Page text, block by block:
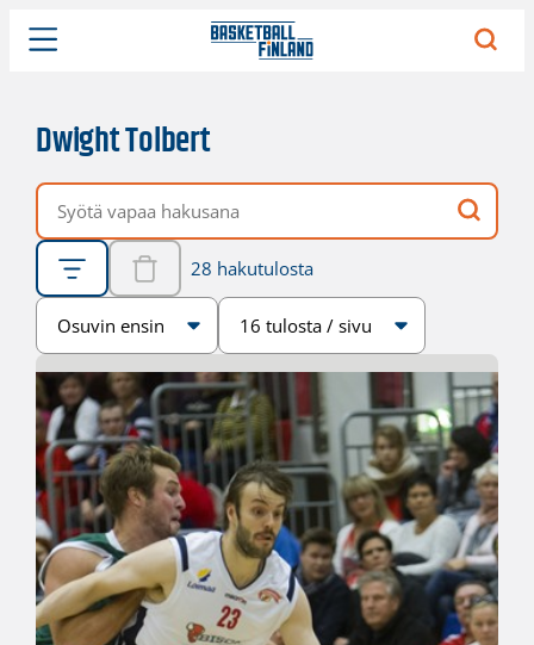
Dwight Tolbert
Vapaa hakusana
28 hakutulosta
Järjestys
Sivukoko